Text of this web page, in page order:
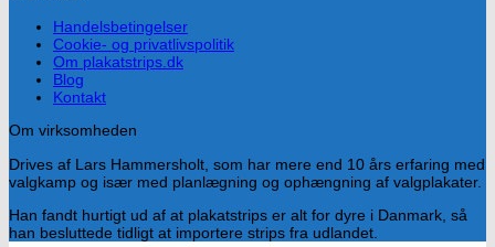
Handelsbetingelser
Cookie- og privatlivspolitik
Om plakatstrips.dk
Blog
Kontakt
Om virksomheden
Drives af Lars Hammersholt, som har mere end 10 års erfaring med
valgkamp og især med planlægning og ophængning af valgplakater.
Han fandt hurtigt ud af at plakatstrips er alt for dyre i Danmark, så
han besluttede tidligt at importere strips fra udlandet.